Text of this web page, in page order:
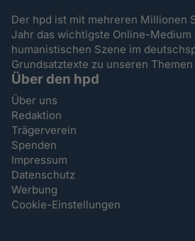
Der hpd ist mit mehreren Millionen
Jahr das wichtigste Online-
humanistischen Szene im
Grundsatztexte zu unseren
Über den hpd
Über uns
Redaktion
Trägerverein
Spenden
Impressum
Datenschutz
Werbung
Cookie-Einstellungen